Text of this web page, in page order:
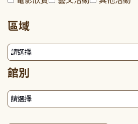
區域
館別